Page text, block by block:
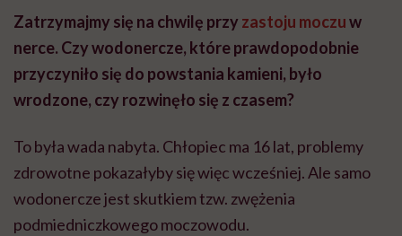
Zatrzymajmy się na chwilę przy zastoju moczuw
nerce. Czy wodonercze, które prawdopodobnie
przyczyniło się do powstania kamieni, było
wrodzone, czy rozwinęło się z czasem?
To była wada nabyta. Chłopiec ma 16 lat, problemy
zdrowotne pokazałyby się więc wcześniej. Ale samo
wodonercze jest skutkiem tzw. zwężenia
podmiedniczkowego moczowodu.